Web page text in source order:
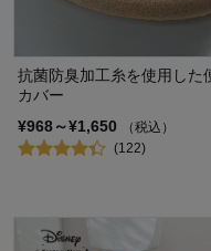
抗菌防臭加工糸を使用した
カバー
¥968～¥1,650
（税込）
(122)